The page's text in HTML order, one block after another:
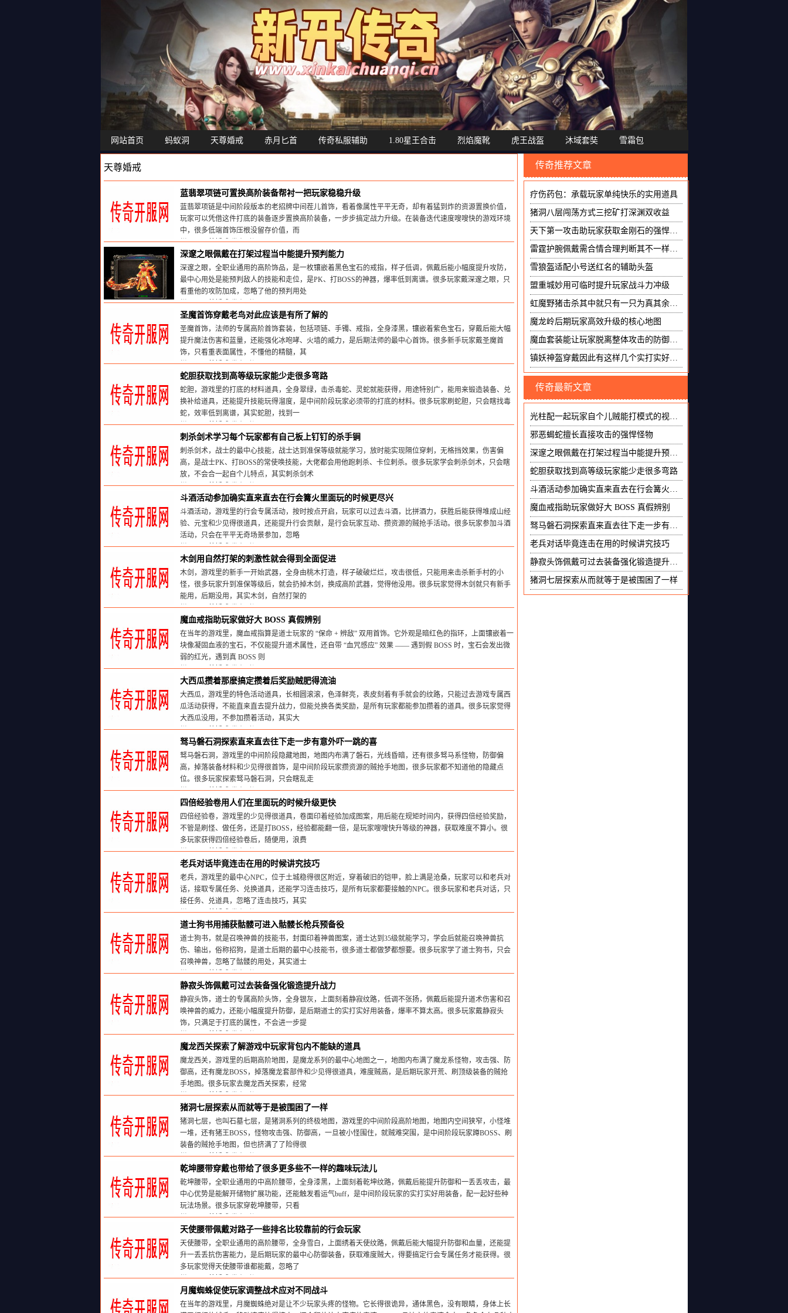
网站首页 蚂蚁洞 天尊婚戒 赤月匕首 传奇私服辅助 1.80星王合击 烈焰魔靴 虎王战盔 沐域套奘 雪霜包
天尊婚戒
蓝翡翠项链可置换高阶装备帮衬一把玩家稳稳升级
蓝翡翠项链是中间阶段版本的老招牌中间茬儿首饰，看着像属性平平无奇，却有着猛到炸的资源置换价值，
玩家可以凭借这件打底的装备逐步置换高阶装备，一步步搞定战力升级。在装备迭代速度嗖嗖快的游戏环境
中，很多低端首饰压根没留存价值，而
栏目：天尊婚戒发布时间:2026-07-02
深邃之眼佩戴在打架过程当中能提升预判能力
深邃之眼，全职业通用的高阶饰品，是一枚镶嵌着黑色宝石的戒指，样子低调，佩戴后能小幅度提升攻防，
最中心用处是能预判敌人的技能和走位，是PK、打BOSS的神器，爆率低到离谱。很多玩家戴深邃之眼，只
看重他的攻防加成，忽略了他的预判用处
栏目：天尊婚戒发布时间:2026-05-31
圣魔首饰穿戴老鸟对此应该是有所了解的
圣魔首饰，法师的专属高阶首饰套装，包括项链、手镯、戒指，全身漆黑，镶嵌着紫色宝石，穿戴后能大幅
提升魔法伤害和蓝量，还能强化冰咆哮、火墙的威力，是后期法师的最中心首饰。很多新手玩家戴圣魔首
饰，只看重表面属性，不懂他的精髓，其
栏目：天尊婚戒发布时间:2026-05-31
蛇胆获取找到高等级玩家能少走很多弯路
蛇胆，游戏里的打底的材料道具，全身翠绿，击杀毒蛇、灵蛇就能获得，用途特别广，能用来锻造装备、兑
换补给道具，还能提升技能玩得溜度，是中间阶段玩家必须带的打底的材料。很多玩家刷蛇胆，只会瞎找毒
蛇，效率低到离谱，其实蛇胆，找到一
栏目：天尊婚戒发布时间:2026-05-31
刺杀剑术学习每个玩家都有自己板上钉钉的杀手锏
刺杀剑术，战士的最中心技能，战士达到准保等级就能学习，放时能实现隔位穿刺，无格挡效果，伤害偏
高，是战士PK、打BOSS的常使唤技能，大佬都会用他跑刺杀、卡位刺杀。很多玩家学会刺杀剑术，只会瞎
放，不会合一起自个儿特点，其实刺杀剑术
栏目：天尊婚戒发布时间:2026-05-31
斗酒活动参加确实直来直去在行会篝火里面玩的时候更尽兴
斗酒活动，游戏里的行会专属活动，按时按点开启，玩家可以过去斗酒，比拼酒力，获胜后能获得堆成山经
验、元宝和少见得很道具，还能提升行会贡献，是行会玩家互动、攒资源的贼抢手活动。很多玩家参加斗酒
活动，只会在平平无奇场景参加，忽略
栏目：天尊婚戒发布时间:2026-05-31
木剑用自然打架的刺激性就会得到全面促进
木剑，游戏里的新手一开始武器，全身由桃木打造，样子破破烂烂，攻击很低，只能用来击杀新手村的小
怪，很多玩家升到准保等级后，就会扔掉木剑，换成高阶武器，觉得他没用。很多玩家觉得木剑就只有新手
能用，后期没用，其实木剑，自然打架的
栏目：天尊婚戒发布时间:2026-05-31
魔血戒指助玩家做好大 BOSS 真假辨别
在当年的游戏里，魔血戒指算是道士玩家的 “保命 + 辨敌” 双用首饰。它外观是暗红色的指环，上面镶嵌着一
块像凝固血液的宝石，不仅能提升道术属性，还自带 “血咒感应” 效果 —— 遇到假 BOSS 时，宝石会发出微
弱的红光，遇到真 BOSS 则
栏目：天尊婚戒发布时间:2026-05-31
大西瓜攒着那麽搞定攒着后奖励贼肥得流油
大西瓜，游戏里的特色活动道具，长相圆滚滚，色泽鲜亮，表皮刻着有手就会的纹路，只能过去游戏专属西
瓜活动获得，不能直来直去提升战力，但能兑换各类奖励，是所有玩家都能参加攒着的道具。很多玩家觉得
大西瓜没用，不参加攒着活动，其实大
栏目：天尊婚戒发布时间:2026-05-31
驽马磐石洞探索直来直去往下走一步有意外吓一跳的喜
驽马磐石洞，游戏里的中间阶段隐藏地图，地图内布满了磐石，光线昏暗，还有很多驽马系怪物，防御偏
高，掉落装备材料和少见得很首饰，是中间阶段玩家攒资源的贼抢手地图，很多玩家都不知道他的隐藏点
位。很多玩家探索驽马磐石洞，只会瞎乱走
栏目：天尊婚戒发布时间:2026-05-31
四倍经验卷用人们在里面玩的时候升级更快
四倍经验卷，游戏里的少见得很道具，卷面印着经验加成图案，用后能在规矩时间内，获得四倍经验奖励，
不管是刷怪、做任务，还是打BOSS，经验都能翻一倍，是玩家嗖嗖快升等级的神器，获取难度不算小。很
多玩家获得四倍经验卷后，随便用，浪费
栏目：天尊婚戒发布时间:2026-05-31
老兵对话毕竟连击在用的时候讲究技巧
老兵，游戏里的最中心NPC，位于土城稳得很区附近，穿着破旧的铠甲，脸上满是沧桑，玩家可以和老兵对
话，接取专属任务、兑换道具，还能学习连击技巧，是所有玩家都要接触的NPC。很多玩家和老兵对话，只
接任务、兑道具，忽略了连击技巧，其实
栏目：天尊婚戒发布时间:2026-05-31
道士狗书用捕获骷髅可进入骷髅长枪兵预备役
道士狗书，就是召唤神兽的技能书，封面印着神兽图案，道士达到35级就能学习，学会后就能召唤神兽抗
伤、输出，俗称招狗，是道士后期的最中心技能书，很多道士都做梦都想要。很多玩家学了道士狗书，只会
召唤神兽，忽略了骷髅的用处，其实道士
栏目：天尊婚戒发布时间:2026-05-31
静寂头饰佩戴可过去装备强化锻造提升战力
静寂头饰，道士的专属高阶头饰，全身银灰，上面刻着静寂纹路，低调不张扬，佩戴后能提升道术伤害和召
唤神兽的威力，还能小幅度提升防御，是后期道士的实打实好用装备，爆率不算太高。很多玩家戴静寂头
饰，只满足于打底的属性，不会进一步提
栏目：天尊婚戒发布时间:2026-05-31
魔龙西关探索了解游戏中玩家背包内不能缺的道具
魔龙西关，游戏里的后期高阶地图，是魔龙系列的最中心地图之一，地图内布满了魔龙系怪物，攻击强、防
御高，还有魔龙BOSS，掉落魔龙套部件和少见得很道具，难度贼高，是后期玩家开荒、刷顶级装备的贼抢
手地图。很多玩家去魔龙西关探索，经常
栏目：天尊婚戒发布时间:2026-05-31
猪洞七层探索从而就等于是被围困了一样
猪洞七层，也叫石墓七层，是猪洞系列的终极地图，游戏里的中间阶段高阶地图，地图内空间狭窄，小怪堆
一堆，还有猪王BOSS，怪物攻击强、防御高，一旦被小怪围住，就贼难突围，是中间阶段玩家蹲BOSS、刷
装备的贼抢手地图，但也挤满了了险得很
栏目：天尊婚戒发布时间:2026-05-31
乾坤腰带穿戴也带给了很多更多些不一样的趣味玩法儿
乾坤腰带，全职业通用的中高阶腰带，全身漆黑，上面刻着乾坤纹路，佩戴后能提升防御和一丢丢攻击，最
中心优势是能解开储物扩展功能，还能触发看运气buff，是中间阶段玩家的实打实好用装备，配一起好些种
玩法场景。很多玩家穿乾坤腰带，只看
栏目：天尊婚戒发布时间:2026-05-31
天使腰带佩戴对路子一些排名比较靠前的行会玩家
天使腰带，全职业通用的高阶腰带，全身雪白，上面绣着天使纹路，佩戴后能大幅提升防御和血量，还能提
升一丢丢抗伤害能力，是后期玩家的最中心防御装备，获取难度贼大，得要搞定行会专属任务才能获得。很
多玩家觉得天使腰带谁都能戴，忽略了
栏目：天尊婚戒发布时间:2026-05-31
月魔蜘蛛促使玩家调整战术应对不同战斗
在当年的游戏里，月魔蜘蛛绝对是让不少玩家头疼的怪物。它长得很诡异，通体黑色，没有眼睛，身体上长
传奇推荐文章
疗伤药包：承载玩家单纯快乐的实用道具
猪洞八层闯荡方式三挖矿打深渊双收益
天下第一攻击助玩家获取金刚石的强悍属性
雷霆护腕佩戴需合情合理判断其不一样场景的价值
雪狼盔适配小号送红名的辅助头盔
盟重城妙用可临时提升玩家战斗力冲级
虹魔野猪击杀其中就只有一只为真其余皆为幻象
魔龙岭后期玩家高效升级的核心地图
魔血套装能让玩家脱离整体攻击的防御套装
镇妖神盔穿戴因此有这样几个实打实好用技巧
传奇最新文章
光柱配一起玩家自个儿贼能打模式的视觉特效
邪恶蝎蛇擅长直接攻击的强悍怪物
深邃之眼佩戴在打架过程当中能提升预判能力
蛇胆获取找到高等级玩家能少走很多弯路
斗酒活动参加确实直来直去在行会篝火里面玩的时候更尽兴
魔血戒指助玩家做好大 BOSS 真假辨别
驽马磐石洞探索直来直去往下走一步有意外吓一跳的喜
老兵对话毕竟连击在用的时候讲究技巧
静寂头饰佩戴可过去装备强化锻造提升战力
猪洞七层探索从而就等于是被围困了一样